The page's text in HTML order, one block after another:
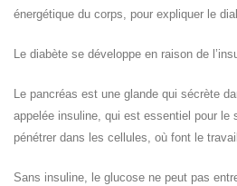
énergétique du corps, pour expliquer le
Le diabète se développe en raison de
Le pancréas est une glande qui sécrète
appelée insuline, qui est essentiel pour le
pénétrer dans les cellules, où font le
Sans insuline, le glucose ne peut pas